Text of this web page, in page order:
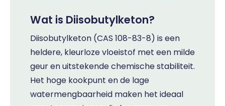
Wat is Diisobutylketon?
Diisobutylketon (CAS 108-83-8) is een
heldere, kleurloze vloeistof met een milde
geur en uitstekende chemische stabiliteit.
Het hoge kookpunt en de lage
watermengbaarheid maken het ideaal